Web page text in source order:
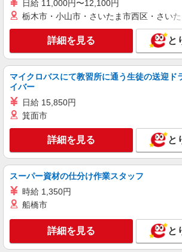
株式会社シエロ
【au】の携帯販売スタッフ
時給1400円〜 ※残業代
（規定あり） ゜+゜・。○。・゜+゜・。○。・゜
+゜ 入社祝い金10万円支給(規定有) お
頂くと, インセンティブ支給(規定有
い・週払い可能（規程有）
山形県山形市のauショッ
派遣社員
株式会社シエロ
携帯販売スタッフ【
時給1400円〜1600円（
残業代支給 ★交通費別途支給
+゜・。○。・゜+゜・。○。
有）★ ゜・。○。・゜+゜・
山形県山形市の家電量販店
パート
ケーズデンキ 山形北本店
日給 11,000円〜12,100円
栃木市・小山市・さいたま市西区・さい
詳細を見る と
マイクロバスにて教習所に通う生徒の送迎ド
イバー
日給 15,850円
箕面市
詳細を見る と
スーパー資材の仕分け作業スタッフ
時給 1,350円
船橋市
詳細を見る と